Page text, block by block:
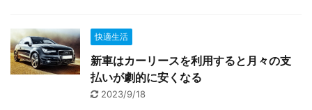
快適生活
新車はカーリースを利用すると月々の支
払いが劇的に安くなる
2023/9/18